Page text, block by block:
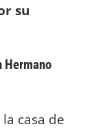
su
Hermano
casa de